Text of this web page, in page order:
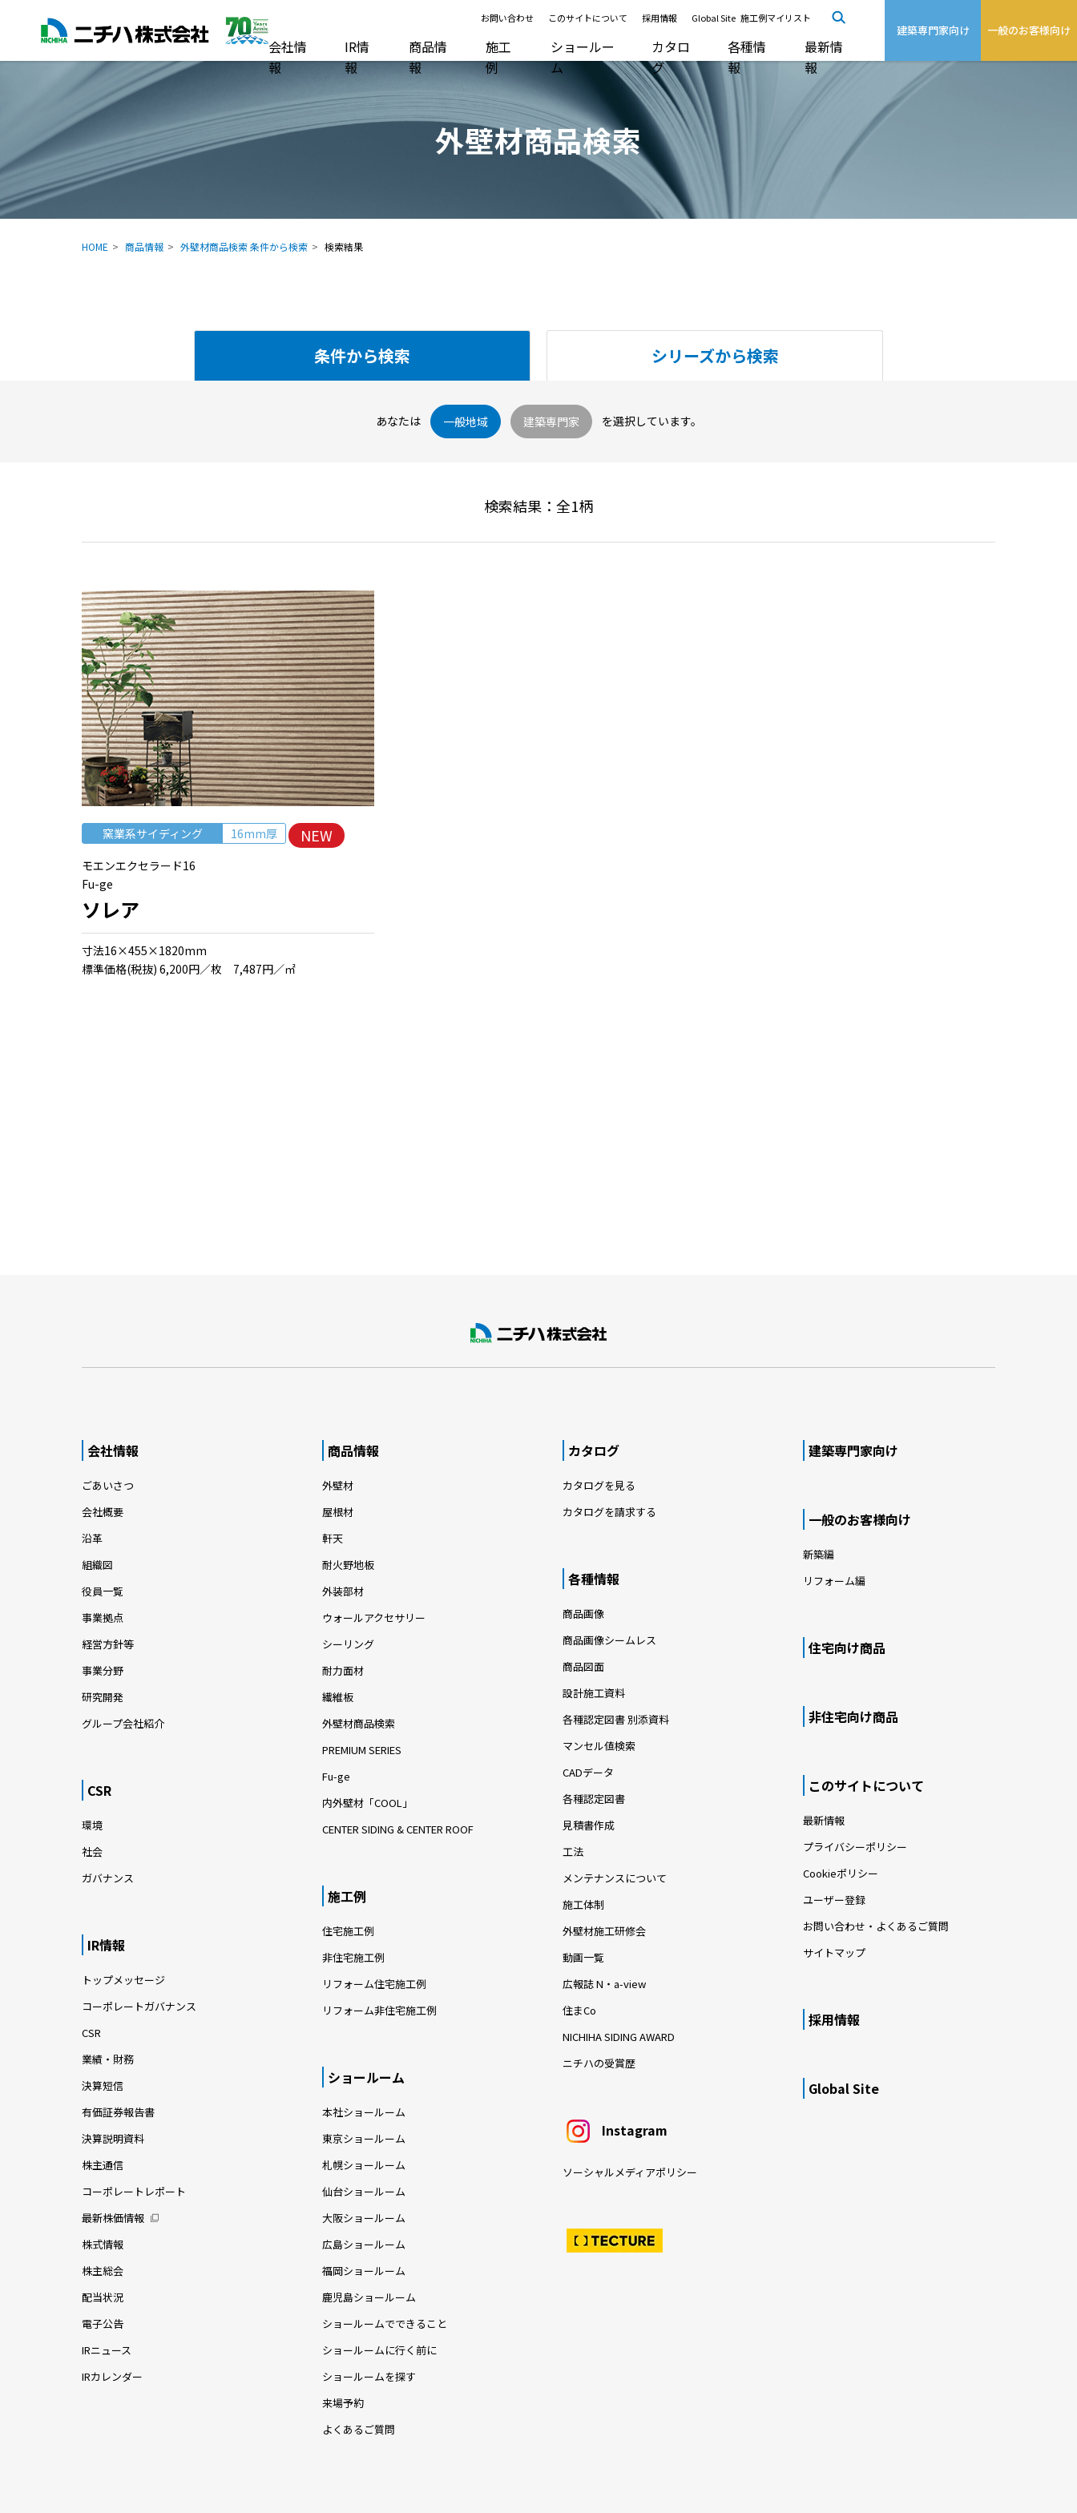
お問い合わせ このサイトについて 採用情報 Global Site 施工例マイリスト
会社情
報
IR情
報
商品情
報
施工
例
ショールー
ム
カタロ
グ
各種情
報
最新情
報
建築専門家向け 一般のお客様向け
外壁材商品検索
HOME 商品情報 外壁材商品検索 条件から検索 検索結果
条件から検索 シリーズから検索
あなたは 一般地域 建築専門家 を選択しています。
検索結果：全1柄
窯業系サイディング 16mm厚 NEW
モエンエクセラード16
Fu-ge
ソレア
⼨法16×455×1820mm
標準価格(税抜) 6,200円／枚 7,487円／㎡
会社情報
ごあいさつ
会社概要
沿革
組織図
役員一覧
事業拠点
経営方針等
事業分野
研究開発
グループ会社紹介
CSR
環境
社会
ガバナンス
IR情報
トップメッセージ
コーポレートガバナンス
CSR
業績・財務
決算短信
有価証券報告書
決算説明資料
株主通信
コーポレートレポート
最新株価情報
株式情報
株主総会
配当状況
電子公告
IRニュース
IRカレンダー
商品情報
外壁材
屋根材
軒天
耐火野地板
外装部材
ウォールアクセサリー
シーリング
耐力面材
繊維板
外壁材商品検索
PREMIUM SERIES
Fu-ge
内外壁材「COOL」
CENTER SIDING & CENTER ROOF
施工例
住宅施工例
非住宅施工例
リフォーム住宅施工例
リフォーム非住宅施工例
ショールーム
本社ショールーム
東京ショールーム
札幌ショールーム
仙台ショールーム
大阪ショールーム
広島ショールーム
福岡ショールーム
鹿児島ショールーム
ショールームでできること
ショールームに行く前に
ショールームを探す
来場予約
よくあるご質問
カタログ
カタログを見る
カタログを請求する
各種情報
商品画像
商品画像シームレス
商品図面
設計施工資料
各種認定図書 別添資料
マンセル値検索
CADデータ
各種認定図書
見積書作成
工法
メンテナンスについて
施工体制
外壁材施工研修会
動画一覧
広報誌 N・a-view
住まCo
NICHIHA SIDING AWARD
ニチハの受賞歴
Instagram
ソーシャルメディアポリシー
建築専門家向け
一般のお客様向け
新築編
リフォーム編
住宅向け商品
非住宅向け商品
このサイトについて
最新情報
プライバシーポリシー
Cookieポリシー
ユーザー登録
お問い合わせ・よくあるご質問
サイトマップ
採用情報
Global Site